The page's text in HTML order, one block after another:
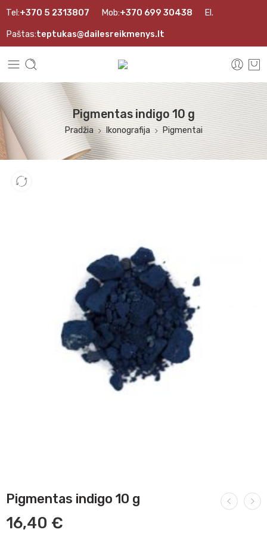
Tel:+370 5 2313807 Mob:+370 699 30438 El.
Paštas:teptukas@dailesreikmenys.lt
Pigmentas indigo 10 g
Pradžia Ikonografija Pigmentai
Pigmentas indigo 10 g
16,40 €